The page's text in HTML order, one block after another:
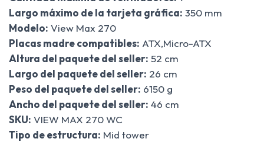
Largo máximo de la tarjeta gráfica: 350 mm
Modelo: View Max 270
Placas madre compatibles: ATX,Micro-ATX
Altura del paquete del seller: 52 cm
Largo del paquete del seller: 26 cm
Peso del paquete del seller: 6150 g
Ancho del paquete del seller: 46 cm
SKU: VIEW MAX 270 WC
Tipo de estructura: Mid tower